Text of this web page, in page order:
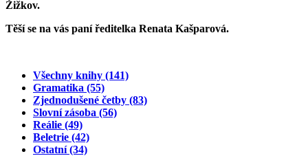
Žižkov.
Těší se na vás paní ředitelka Renata Kašparová.
Všechny knihy (141)
Gramatika (55)
Zjednodušené četby (83)
Slovní zásoba (56)
Reálie (49)
Beletrie (42)
Ostatní(34)